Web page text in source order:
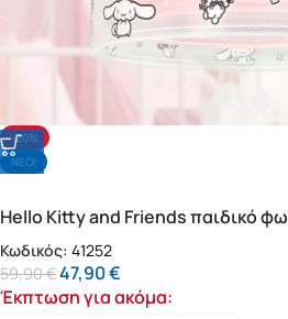
-20%
NΕΟ!
Hello Kitty and Friends παιδικό
Κωδικός: 41252
59,90€47,90€
Έκπτωση για ακόμα: